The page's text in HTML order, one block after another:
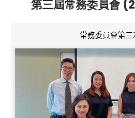
第三屆常務委員會
常務委員會第三